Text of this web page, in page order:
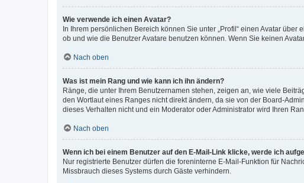
Wie verwende ich einen Avatar?
In Ihrem persönlichen Bereich können Sie unter „Profil“ einen Avatar
ob und wie die Benutzer Avatare benutzen können. Wenn Sie keinen
Nach oben
Was ist mein Rang und wie kann ich ihn ändern?
Ränge, die unter Ihrem Benutzernamen stehen, zeigen an, wie viele
den Wortlaut eines Ranges nicht direkt ändern, da sie von der Board-
dieses Verhalten nicht und ein Moderator oder Administrator wird Ihren
Nach oben
Wenn ich bei einem Benutzer auf den E-Mail-Link klicke, werde ich
Nur registrierte Benutzer dürfen die foreninterne E-Mail-Funktion für
Missbrauch dieses Systems durch Gäste verhindern.